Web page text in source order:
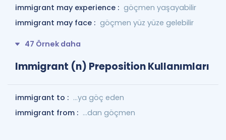
immigrant may experience : göçmen yaşayabilir
immigrant may face : göçmen yüz yüze gelebilir
47 Örnek daha
Immigrant (n) Preposition Kullanımları
immigrant to : ...ya göç eden
immigrant from : ...dan göçmen